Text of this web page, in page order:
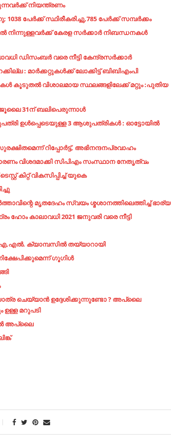
നിയന്ത്രണം
പേര്‍ക്ക് സ്ഥിരീകരിച്ചു,785 പേര്‍ക്ക് സമ്പര്‍ക്കം
നിന്നുള്ളവർക്ക്‌ കേരള സർക്കാർ നിബന്ധനകൾ
ഡിസംബര്‍ വരെ നീട്ടി കേന്ദ്രസര്‍ക്കാര്‍
: മാർക്കറ്റുകൾക്ക് ലോക്കിട്ട് ബിബിഎംപി
കൂടുതൽ വിശാലമായ സ്ഥലങ്ങളിലേക്ക് മറ്റും :പുതിയ
ജൂലൈ 31ന് ബലിപെരുന്നാള്‍
ഉൾപ്പെടെയുള്ള 3 ആശുപത്രികൾ : ഓട്ടോയിൽ
റിപ്പോര്‍ട്ട്, അഭിനന്ദനപ്രവാഹം
വിശദമാക്കി സിപിഎം സംസ്ഥാന നേതൃത്വം
കിറ്റ് വികസിപ്പിച്ച് യുകെ
മൃതദേഹം സ്വയം ശ്മശാനത്തിലെത്തിച്ച് ഭാര്യ
കാലാവധി 2021 ജനുവരി വരെ നീട്ടി
ക്യാമ്പസിൽ തയ്യാറായി
ഗൂഗിൾ
ചെയ്യാൻ ഉദ്ദേശിക്കുന്നുണ്ടോ ? അപ്ലൈ
മറുപടി
അപ്ലൈ